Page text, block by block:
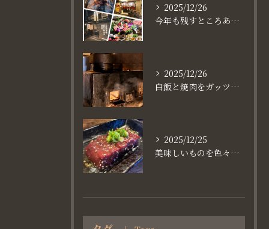
2025/12/26
今年も残すところあと、6日。
2025/12/26
白飯と焼肉をガッツり食べたいなら
2025/12/25
美味しいものを色々楽しめるのが #お店で焼肉